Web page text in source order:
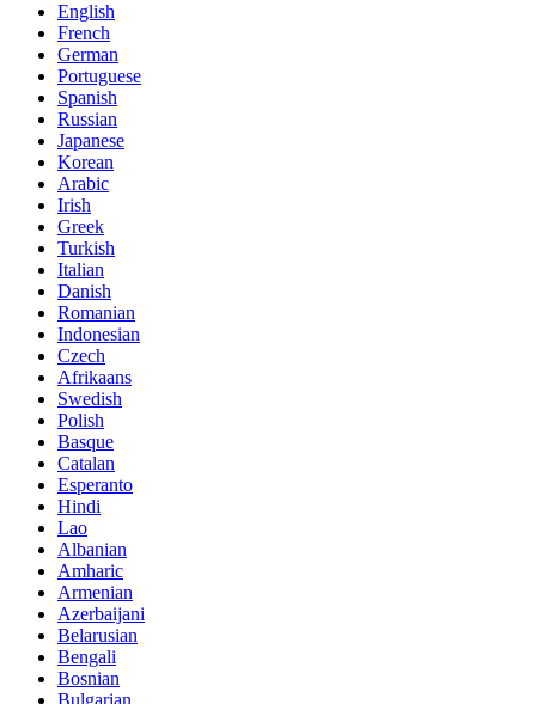
English
French
German
Portuguese
Spanish
Russian
Japanese
Korean
Arabic
Irish
Greek
Turkish
Italian
Danish
Romanian
Indonesian
Czech
Afrikaans
Swedish
Polish
Basque
Catalan
Esperanto
Hindi
Lao
Albanian
Amharic
Armenian
Azerbaijani
Belarusian
Bengali
Bosnian